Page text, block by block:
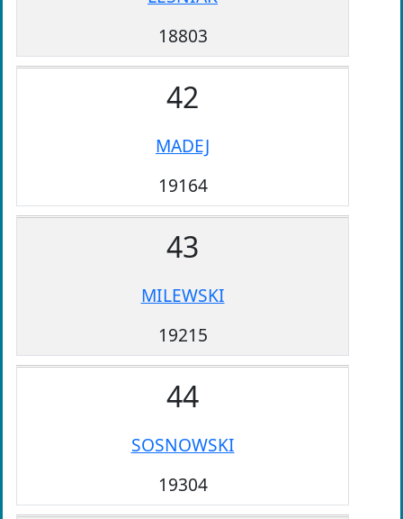
18803
42
MADEJ
19164
43
MILEWSKI
19215
44
SOSNOWSKI
19304